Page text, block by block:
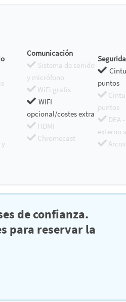
Comunicación
Sistema de sonido
y micrófono
WiFi gratis
WIFI
opcional/costes extra
HDMI
Chromecast
puntos
puntos
DEA
externo
de confianza.
para reservar la